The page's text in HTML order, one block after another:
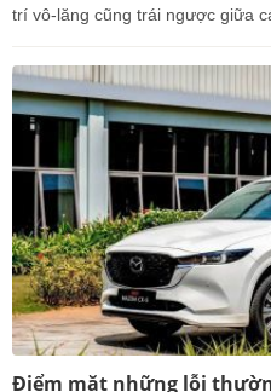
trí vô-lăng cũng trái ngược giữa
Điểm mặt những lỗi